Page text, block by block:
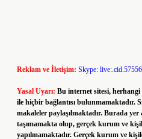
Reklam ve İletişim: Skype:
Yasal Uyarı: Bu internet sitesi,
ile hiçbir bağlantısı bulunmamaktadır.
makaleler paylaşılmaktadır. Burada
taşımamakta olup, gerçek kurum ve
yapılmamaktadır. Gerçek kurum ve